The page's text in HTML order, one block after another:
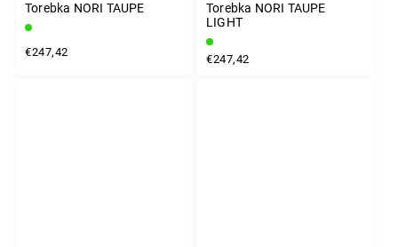
Torebka NORI TAUPE
€247,42
Torebka NORI TAUPE
LIGHT
€247,42